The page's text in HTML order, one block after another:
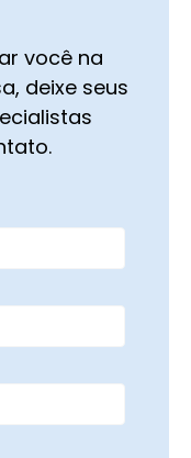
você na
deixe seus